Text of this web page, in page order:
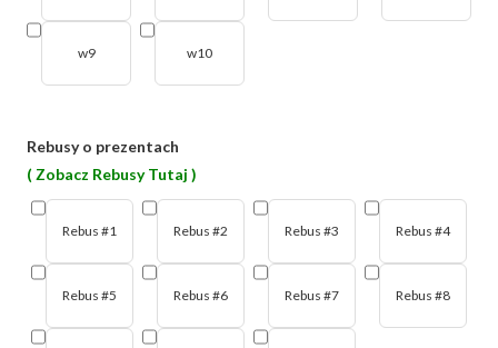
w9 w10
Rebusy o prezentach
( Zobacz Rebusy Tutaj )
Rebus #1 Rebus #2 Rebus #3 Rebus #4
Rebus #5 Rebus #6 Rebus #7 Rebus #8